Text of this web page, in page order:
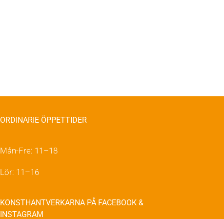
ORDINARIE ÖPPETTIDER
Mån-Fre: 11–18
Lör: 11–16
KONSTHANTVERKARNA PÅ FACEBOOK &
INSTAGRAM